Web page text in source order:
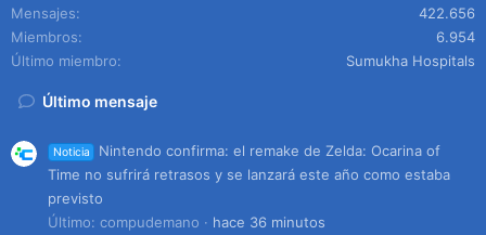
Mensajes
422.656
Miembros
6.954
Último miembro
Sumukha Hospitals
Último mensaje
Noticia
Nintendo confirma: el remake de Zelda: Ocarina of
Time no sufrirá retrasos y se lanzará este año como estaba
previsto
Último: compudemano
hace 36 minutos